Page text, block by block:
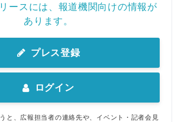
ースには、報道機関向けの情報が
あります。
プレス登録
ログイン
と、広報担当者の連絡先や、イベント・記者会見